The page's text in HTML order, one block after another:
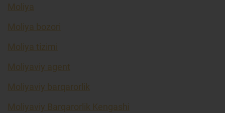
Moliya
Moliya bozori
Moliya tizimi
Moliyaviy agent
Moliyaviy barqarorlik
Moliyaviy Barqarorlik Kengashi